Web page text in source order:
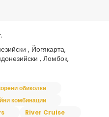
, Йогякарта,
, Ломбок,
обиколки
комбинации
River Cruise